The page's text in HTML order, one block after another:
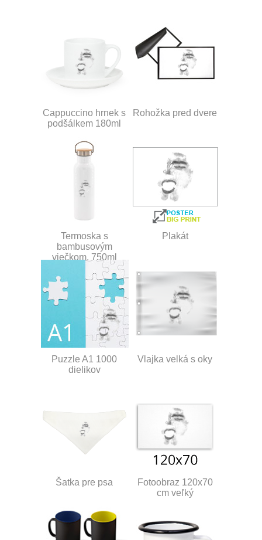
Cappuccino hrnek s
podšálkem 180ml
Rohožka pred dvere
Termoska s
bambusovým
viečkom, 750ml
Plakát
Puzzle A1 1000
dielikov
Vlajka velká s oky
Šatka pre psa
Fotoobraz 120x70
cm veľký